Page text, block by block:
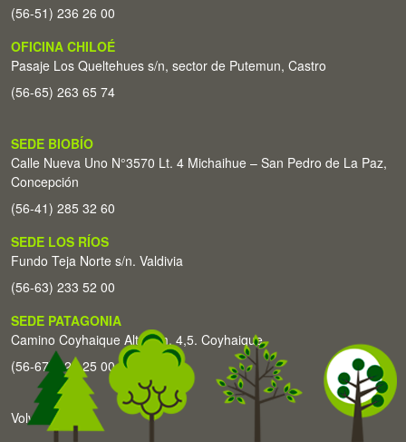
(56-51) 236 26 00
OFICINA CHILOÉ
Pasaje Los Queltehues s/n, sector de Putemun, Castro
(56-65) 263 65 74
SEDE BIOBÍO
Calle Nueva Uno N°3570 Lt. 4 Michaihue – San Pedro de La Paz,
Concepción
(56-41) 285 32 60
SEDE LOS RÍOS
Fundo Teja Norte s/n. Valdivia
(56-63) 233 52 00
SEDE PATAGONIA
Camino Coyhaique Alto Km. 4,5. Coyhaique
(56-67) 226 25 00
Volver arriba